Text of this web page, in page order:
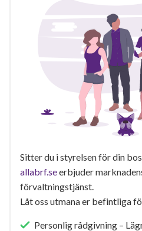
Sitter du i styrelsen för din
allabrf.seerbjuder
förvaltningstjänst.
Låt oss utmana er befintliga
Personlig rådgivning –